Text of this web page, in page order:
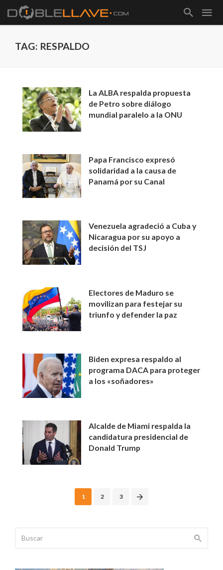
TAG: RESPALDO
La ALBA respalda propuesta
de Petro sobre diálogo
mundial paralelo a la ONU
Papa Francisco expresó
solidaridad a la causa de
Panamá por su Canal
Venezuela agradeció a Cuba y
Nicaragua por su apoyo a
decisión del TSJ
Electores de Maduro se
movilizan para festejar su
triunfo y defender la paz
Biden expresa respaldo al
programa DACA para proteger
a los «soñadores»
Alcalde de Miami respalda la
candidatura presidencial de
Donald Trump
1 2 3